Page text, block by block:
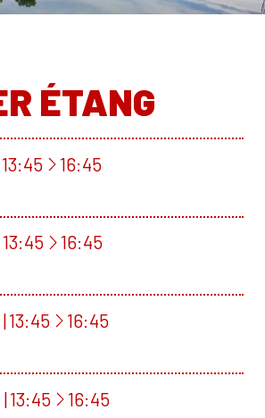
ÉTANG
13:45 À16:45
13:45 À16:45
13:45 À16:45
13:45 À16:45